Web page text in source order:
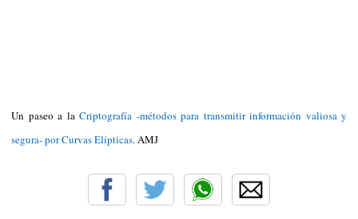
Un paseo a la Criptografía -métodos para transmitir información valiosa y
segura- por Curvas Elípticas. AMJ